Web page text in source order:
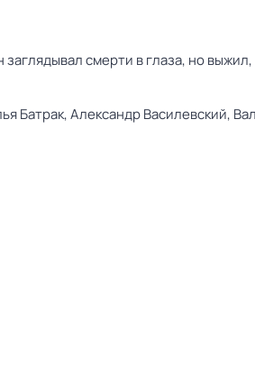
смерти в глаза, но
Батрак,Александр Василевский,